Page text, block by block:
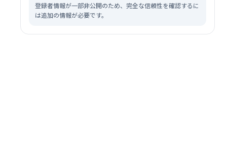
登録者情報が一部非公開のため、完全な信頼性を確認するに
は追加の情報が必要です。